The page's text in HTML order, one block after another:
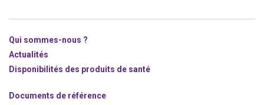
Qui sommes-nous ?
Actualités
Disponibilités des produits de santé
Documents de référence